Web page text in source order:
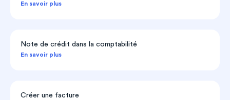
En savoir plus
Note de crédit dans la comptabilité
En savoir plus
Créer une facture